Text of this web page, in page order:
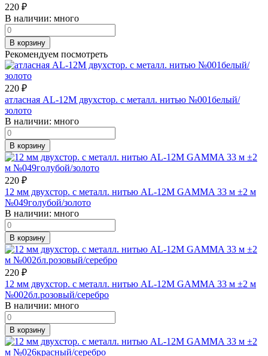
220 ₽
В наличии: много
В корзину
Рекомендуем посмотреть
220 ₽
атласная AL-12M двухстор. с металл. нитью №001белый/
золото
В наличии: много
В корзину
220 ₽
12 мм двухстор. с металл. нитью AL-12M GAMMA 33 м ±2 м
№049голубой/золото
В наличии: много
В корзину
220 ₽
12 мм двухстор. с металл. нитью AL-12M GAMMA 33 м ±2 м
№002бл.розовый/серебро
В наличии: много
В корзину